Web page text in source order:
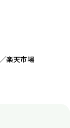
／楽天市場